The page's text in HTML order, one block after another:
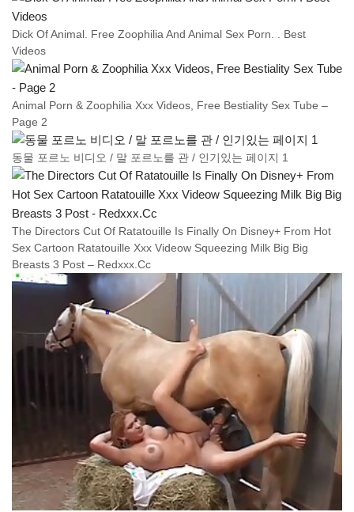
Dick Of Animal. Free Zoophilia And Animal Sex Porn. . Best
Videos
Animal Porn & Zoophilia Xxx Videos, Free Bestiality Sex Tube –
Page 2
동물 포르노 비디오 / 말 포르노를 관 / 인기있는 페이지 1
The Directors Cut Of Ratatouille Is Finally On Disney+ From Hot
Sex Cartoon Ratatouille Xxx Videow Squeezing Milk Big Big
Breasts 3 Post – Redxxx.Cc